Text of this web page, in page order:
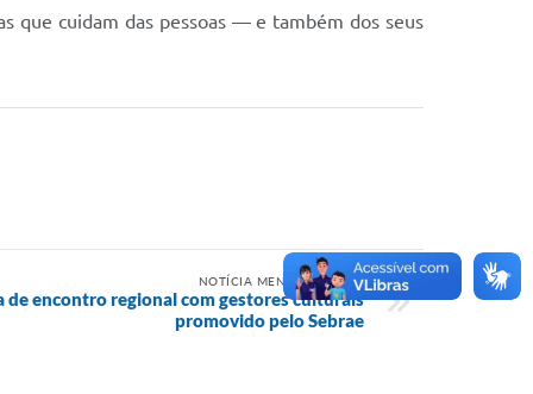
que cuidam das pessoas — e também dos seus
NOTÍCIA MENOS RECENTE
de encontro regional com gestores culturais
promovido pelo Sebrae